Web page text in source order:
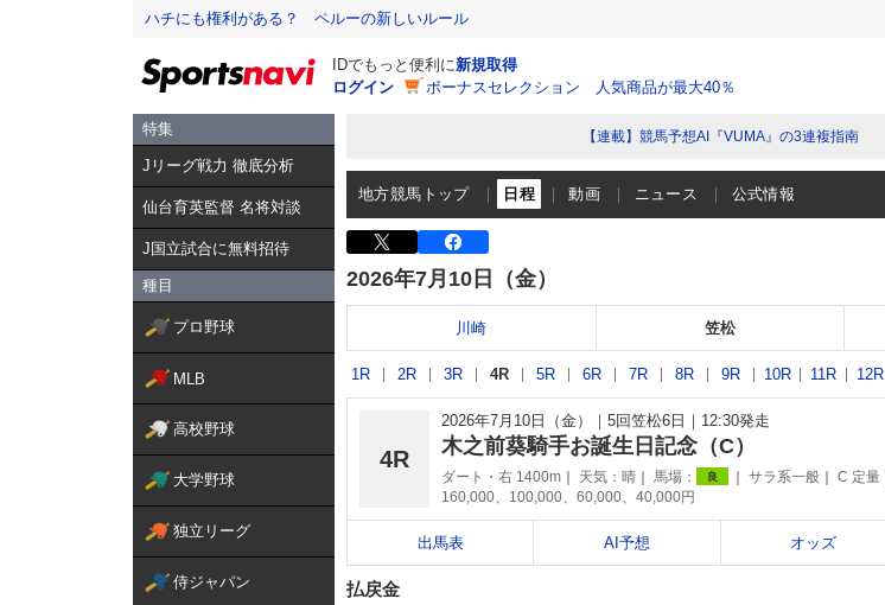
ハチにも権利がある？ ペルーの新しいルール
IDでもっと便利に新規取得
ログイン
ボーナスセレクション 人気商品が最大40％
特集
Jリーグ戦力 徹底分析
仙台育英監督 名将対談
J国立試合に無料招待
種目
プロ野球
MLB
高校野球
大学野球
独立リーグ
侍ジャパン
【連載】競馬予想AI『VUMA』の3連複指南
地方競馬トップ 日程 動画 ニュース 公式情報
2026年7月10日（金）
川崎 笠松
1R 2R 3R 4R 5R 6R 7R 8R 9R 10R 11R 12R
4R
2026年7月10日（金） 5回笠松6日 12:30発走
木之前葵騎手お誕生日記念（C）
ダート・右 1400m 天気： 晴 馬場： 良 サラ系一般 C 定量
160,000、100,000、60,000、40,000円
出馬表 AI予想 オッズ
払戻金